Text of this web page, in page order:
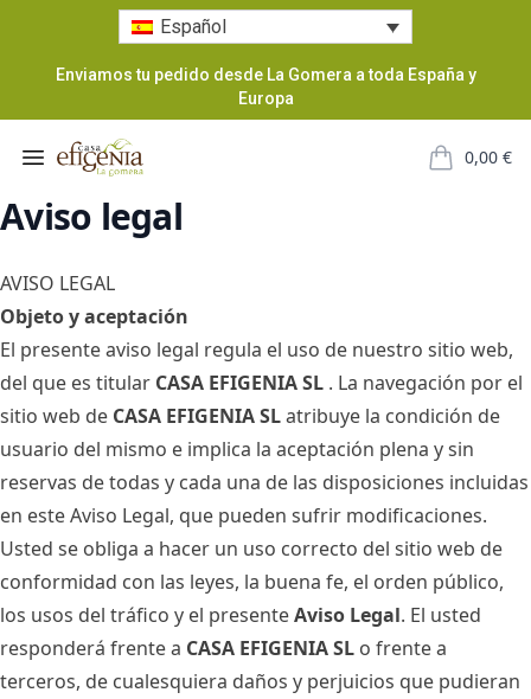
Español
Enviamos tu pedido desde La Gomera a toda España y
Europa
Open menu
Casa Efigenia 0,00 €
items in
Aviso legal
AVISO LEGAL
Objeto y aceptación
El presente aviso legal regula el uso de nuestro sitio web,
del que es titular CASA EFIGENIA SL . La navegación por el
sitio web de CASA EFIGENIA SLatribuye la condición de
usuario del mismo e implica la aceptación plena y sin
reservas de todas y cada una de las disposiciones incluidas
en este Aviso Legal, que pueden sufrir modificaciones.
Usted se obliga a hacer un uso correcto del sitio web de
conformidad con las leyes, la buena fe, el orden público,
los usos del tráfico y el presenteAviso Legal. El usted
responderá frente a CASA EFIGENIA SL o frente a
terceros, de cualesquiera daños y perjuicios que pudieran